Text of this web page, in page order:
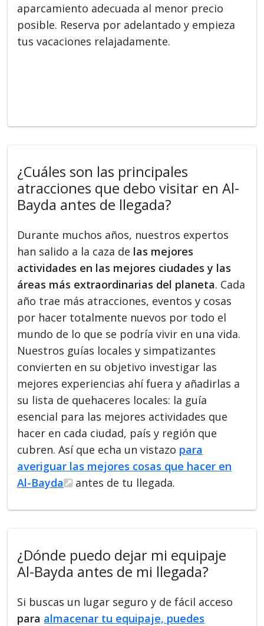
aparcamiento adecuada al menor precio
posible. Reserva por adelantado y empieza
tus vacaciones relajadamente.
¿Cuáles son las principales
atracciones que debo visitar en Al-
Bayda antes de llegada?
Durante muchos años, nuestros expertos
han salido a la caza de las mejores
actividades en las mejores ciudades y las
áreas más extraordinarias del planeta. Cada
año trae más atracciones, eventos y cosas
por hacer totalmente nuevos por todo el
mundo de lo que se podría vivir en una vida.
Nuestros guías locales y simpatizantes
convierten en su objetivo investigar las
mejores experiencias ahí fuera y añadirlas a
su lista de quehaceres locales: la guía
esencial para las mejores actividades que
hacer en cada ciudad, país y región que
cubren. Así que echa un vistazo para
averiguar las mejores cosas que hacer en
Al-Bayda
antes de tu llegada.
¿Dónde puedo dejar mi equipaje
Al-Bayda antes de mi llegada?
Si buscas un lugar seguro y de fácil acceso
para almacenar tu equipaje, puedes